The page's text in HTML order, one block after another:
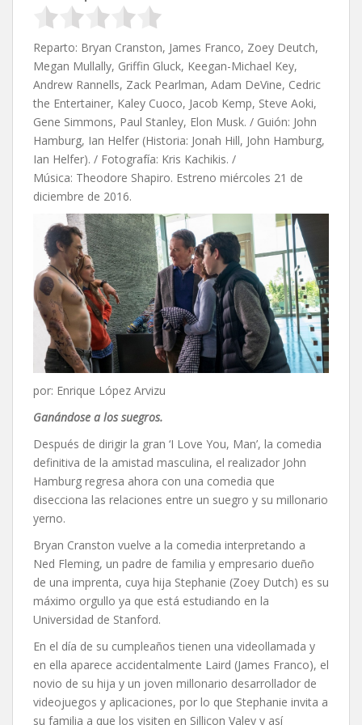
Reparto: Bryan Cranston, James Franco, Zoey Deutch,
Megan Mullally, Griffin Gluck, Keegan-Michael Key,
Andrew Rannells, Zack Pearlman, Adam DeVine, Cedric
the Entertainer, Kaley Cuoco, Jacob Kemp, Steve Aoki,
Gene Simmons, Paul Stanley, Elon Musk. / Guión: John
Hamburg, Ian Helfer (Historia: Jonah Hill, John Hamburg,
Ian Helfer). / Fotografía: Kris Kachikis. /
Música: Theodore Shapiro. Estreno miércoles 21 de
diciembre de 2016.
por: Enrique López Arvizu
Ganándose a los suegros.
Después de dirigir la gran ‘I Love You, Man’, la comedia
definitiva de la amistad masculina, el realizador John
Hamburg regresa ahora con una comedia que
disecciona las relaciones entre un suegro y su millonario
yerno.
Bryan Cranston vuelve a la comedia interpretando a
Ned Fleming, un padre de familia y empresario dueño
de una imprenta, cuya hija Stephanie (Zoey Dutch) es su
máximo orgullo ya que está estudiando en la
Universidad de Stanford.
En el día de su cumpleaños tienen una videollamada y
en ella aparece accidentalmente Laird (James Franco), el
novio de su hija y un joven millonario desarrollador de
videojuegos y aplicaciones, por lo que Stephanie invita a
su familia a que los visiten en Sillicon Valey y así